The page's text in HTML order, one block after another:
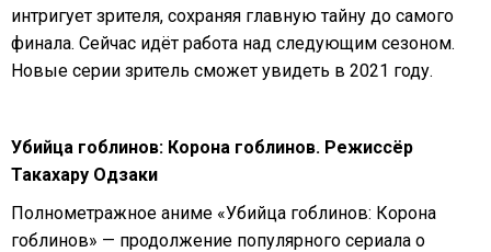
интригует зрителя, сохраняя главную тайну до самого
финала. Сейчас идёт работа над следующим сезоном.
Новые серии зритель сможет увидеть в 2021 году.
Убийца гоблинов: Корона гоблинов. Режиссёр
Такахару Одзаки
Полнометражное аниме «Убийца гоблинов: Корона
гоблинов» — продолжение популярного сериала о